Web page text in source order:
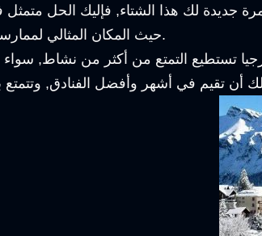
حيث المكان المثالي لممارسة رياضة التزلج على الجليد.